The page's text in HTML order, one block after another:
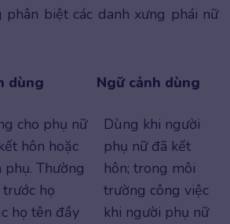
phân biệt các danh xưng phái nữ
dùng Ngữ cảnh dùng
cho phụ nữ
hôn hoặc
phụ. Thường
họ
họ tên đầy
Dùng khi người
phụ nữ đã kết
hôn; trong môi
trường công việc
khi người phụ nữ